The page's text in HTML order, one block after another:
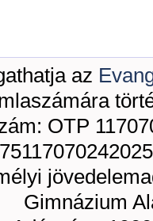
az
OTP
Gimnázium